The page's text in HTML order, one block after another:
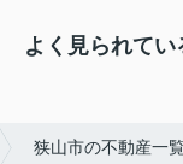
よく見られてい
狭山市の不動産一